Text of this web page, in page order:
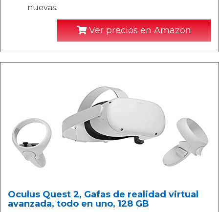
nuevas.
Ver precios en Amazon
Oculus Quest 2, Gafas de realidad virtual
avanzada, todo en uno, 128 GB